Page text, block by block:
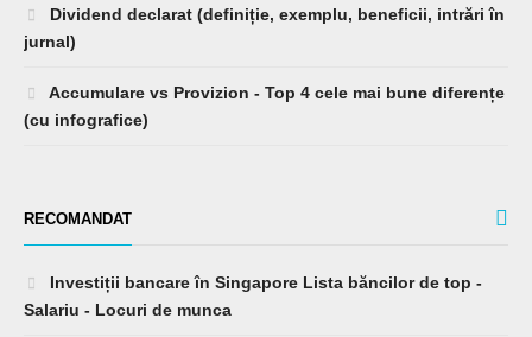
Dividend declarat (definiție, exemplu, beneficii, intrări în
jurnal)
Accumulare vs Provizion - Top 4 cele mai bune diferențe
(cu infografice)
RECOMANDAT
Investiții bancare în Singapore Lista băncilor de top -
Salariu - Locuri de munca